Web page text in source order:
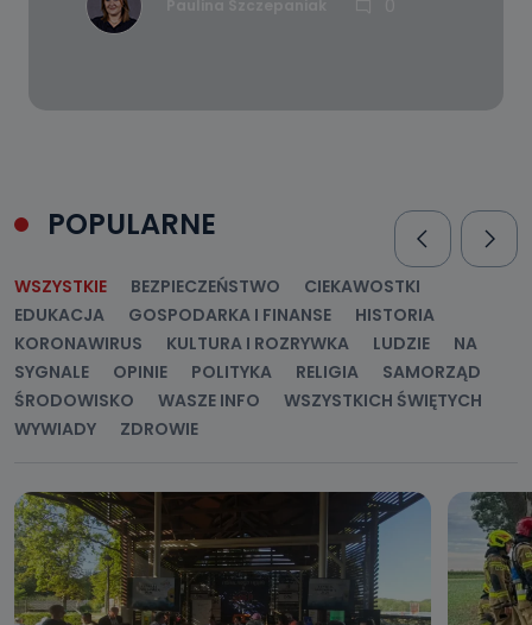
POPULARNE
WSZYSTKIE BEZPIECZEŃSTWO
CIEKAWOSTKI
EDUKACJA
GOSPODARKA I FINANSE
HISTORIA
KORONAWIRUS
KULTURA I ROZRYWKA LUDZIE
NA
SYGNALE
OPINIE POLITYKA RELIGIA
SAMORZĄD
ŚRODOWISKO
WASZE INFO
WSZYSTKICH ŚWIĘTYCH
WYWIADY
ZDROWIE